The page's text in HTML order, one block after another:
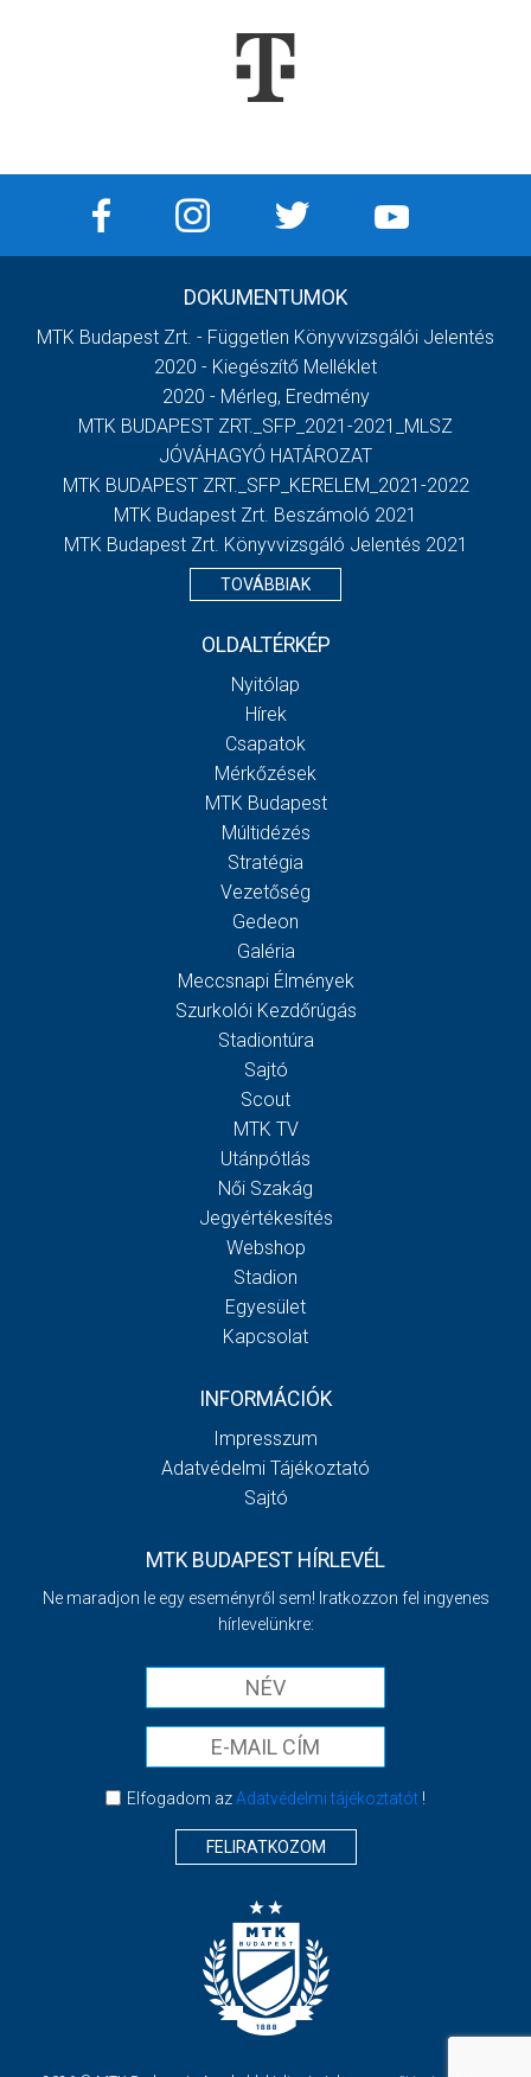
DOKUMENTUMOK
MTK Budapest Zrt. - Független Könyvvizsgálói Jelentés
2020 - Kiegészítő Melléklet
2020 - Mérleg, Eredmény
MTK BUDAPEST ZRT._SFP_2021-2021_MLSZ
JÓVÁHAGYÓ HATÁROZAT
MTK BUDAPEST ZRT._SFP_KERELEM_2021-2022
MTK Budapest Zrt. Beszámoló 2021
MTK Budapest Zrt. Könyvvizsgáló Jelentés 2021
TOVÁBBIAK
OLDALTÉRKÉP
Nyitólap
Hírek
Csapatok
Mérkőzések
MTK Budapest
Múltidézés
Stratégia
Vezetőség
Gedeon
Galéria
Meccsnapi Élmények
Szurkolói Kezdőrúgás
Stadiontúra
Sajtó
Scout
MTK TV
Utánpótlás
Női Szakág
Jegyértékesítés
Webshop
Stadion
Egyesület
Kapcsolat
INFORMÁCIÓK
Impresszum
Adatvédelmi Tájékoztató
Sajtó
MTK BUDAPEST HÍRLEVÉL
Ne maradjon le egy eseményről sem! Iratkozzon fel ingyenes
hírlevelünkre:
Elfogadom azAdatvédelmi tájékoztatót!
FELIRATKOZOM